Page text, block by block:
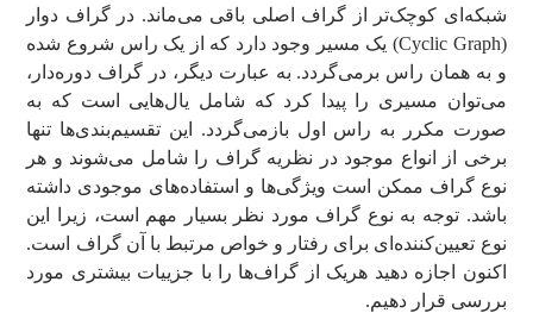
شبکه‌ای کوچک‌تر از گراف اصلی باقی می‌ماند. در گراف دوار
(Cyclic Graph) یک مسیر وجود دارد که از یک راس شروع شده
و به همان راس برمی‌گردد. به عبارت دیگر، در گراف دوره‌دار،
می‌توان مسیری را پیدا کرد که شامل یال‌هایی است که به
صورت مکرر به راس اول بازمی‌گردد. این تقسیم‌بندی‌ها تنها
برخی از انواع موجود در نظریه گراف را شامل می‌شوند و هر
نوع گراف ممکن است ویژگی‌ها و استفاده‌های موجودی داشته
باشد. توجه به نوع گراف مورد نظر بسیار مهم است، زیرا این
نوع تعیین‌کننده‌ای برای رفتار و خواص مرتبط با آن گراف است.
اکنون اجازه دهید هریک از گراف‌ها را با جزییات بیشتری مورد
بررسی قرار دهیم.